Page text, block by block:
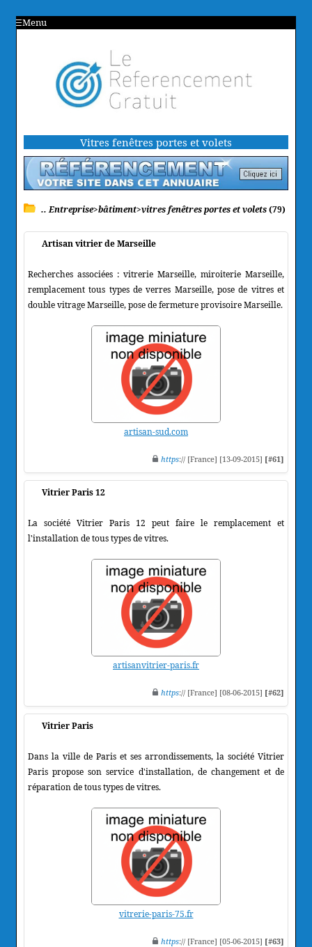
Menu
Vitres fenêtres portes et volets
.. Entreprise>bâtiment>vitres fenêtres portes et volets(79)
Artisan vitrier de Marseille
Recherches associées : vitrerie Marseille, miroiterie Marseille,
remplacement tous types de verres Marseille, pose de vitres et
double vitrage Marseille, pose de fermeture provisoire Marseille.
artisan-sud.com
https:// [France] [13-09-2015] [#61]
Vitrier Paris 12
La société Vitrier Paris 12 peut faire le remplacement et
l'installation de tous types de vitres.
artisanvitrier-paris.fr
https:// [France] [08-06-2015] [#62]
Vitrier Paris
Dans la ville de Paris et ses arrondissements, la société Vitrier
Paris propose son service d'installation, de changement et de
réparation de tous types de vitres.
vitrerie-paris-75.fr
https:// [France] [05-06-2015] [#63]